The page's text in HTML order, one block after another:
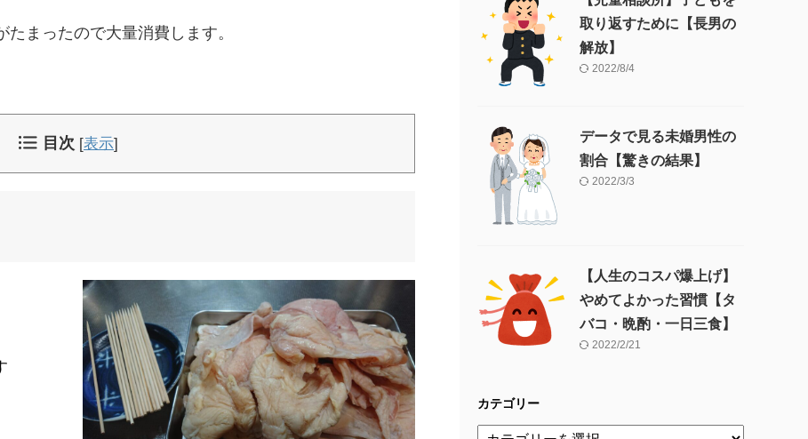
まったので大量消費します。
目次 [表示]
取り返すために【長男の
解放】
2022/8/4
データで見る未婚男性の
割合【驚きの結果】
2022/3/3
【人生のコスパ爆上げ】
やめてよかった習慣【タ
バコ・晩酌・一日三食】
2022/2/21
カテゴリー